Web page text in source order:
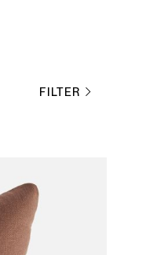
FILTER